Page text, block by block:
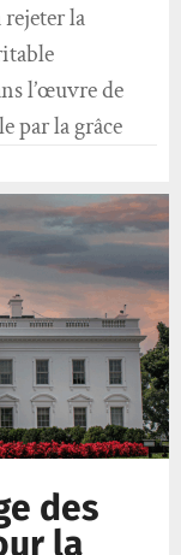
la
l’œuvre de
par la grâce
des
la